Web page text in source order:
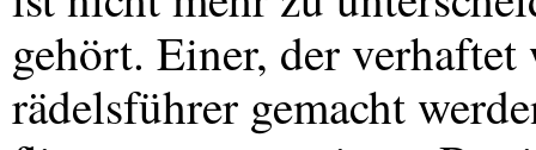
gehört. Einer, der
rädelsführer gemacht